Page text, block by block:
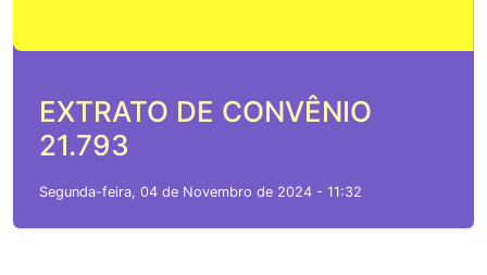
EXTRATO DE CONVÊNIO
21.793
Segunda-feira, 04 de Novembro de 2024 - 11:32